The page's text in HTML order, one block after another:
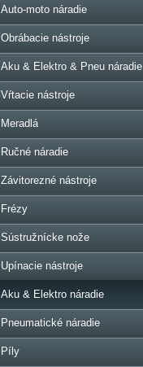
Auto-moto náradie
Obrábacie nástroje
Aku & Elektro & Pneu náradie
Vŕtacie nástroje
Meradlá
Ručné náradie
Závitorezné nástroje
Frézy
Sústružnícke nože
Upínacie nástroje
Aku & Elektro náradie
Pneumatické náradie
Píly